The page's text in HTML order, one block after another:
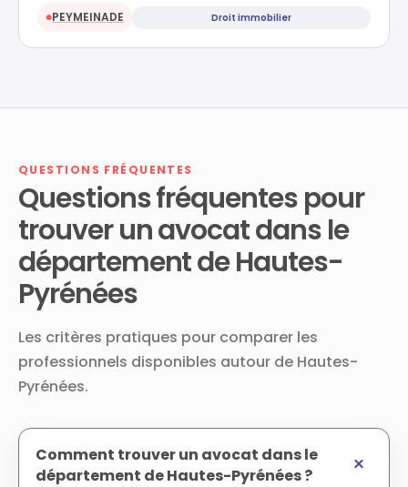
●PEYMEINADE Droit immobilier
QUESTIONS FRÉQUENTES
Questions fréquentes pour
trouver un avocat dans le
département de Hautes-
Pyrénées
Les critères pratiques pour comparer les
professionnels disponibles autour de Hautes-
Pyrénées.
Comment trouver un avocat dans le
département de Hautes-Pyrénées ?